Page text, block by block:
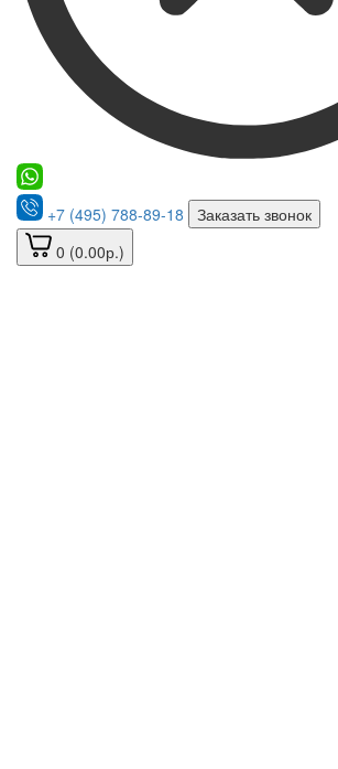
+7 (495) 788-89-18
Заказать звонок
0 (0.00р.)